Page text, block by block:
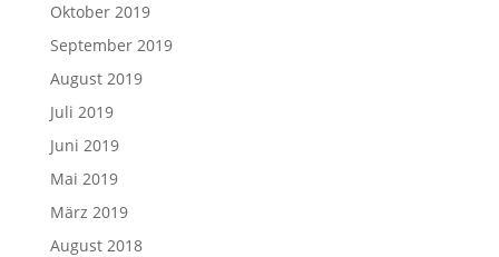
Oktober 2019
September 2019
August 2019
Juli 2019
Juni 2019
Mai 2019
März 2019
August 2018